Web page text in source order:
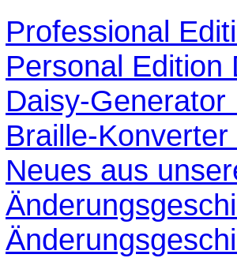
Professional
Personal Edition
Daisy-Generator
Braille-
Neues aus